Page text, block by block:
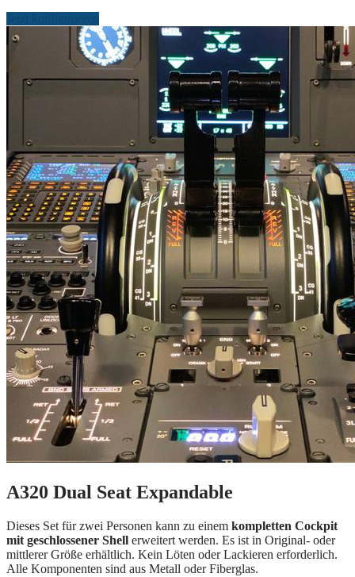
A320 Dual Seat Expandable
Dieses Set für zwei Personen kann zu einem kompletten Cockpit
mit geschlossener Shell erweitert werden. Es ist in Original- oder
mittlerer Größe erhältlich. Kein Löten oder Lackieren erforderlich.
Alle Komponenten sind aus Metall oder Fiberglas.